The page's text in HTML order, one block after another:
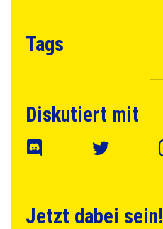
Tags
Diskutiert mit
Jetzt dabei sein!